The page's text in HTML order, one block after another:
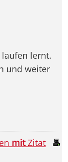
laufen lernt.
und weiter
mitZitat